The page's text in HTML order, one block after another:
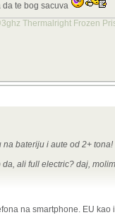
te bog sacuva
Thermalright Frozen
bateriju i aute od 2+ tona!
ali full electric? daj,
na smartphone. EU